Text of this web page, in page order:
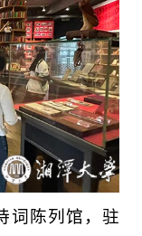
词陈列馆，驻